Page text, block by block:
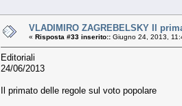
VLADIMIRO ZAGREBELSKY Il
« Risposta #33 inserito:: Giugno 24, 2013,
Editoriali
24/06/2013
Il primato delle regole sul voto popolare